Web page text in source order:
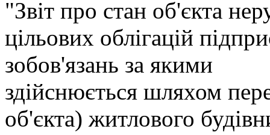
"Звiт про стан об'єкта
цiльових облiгацiй
зобов'язань за якими
здiйснюється шляхом
об'єкта) житлового